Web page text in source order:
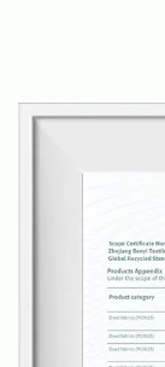
Kombination
in der
Bene verfügt
Färbereien/
Verarbeitung
gesamte
gleichzeitig